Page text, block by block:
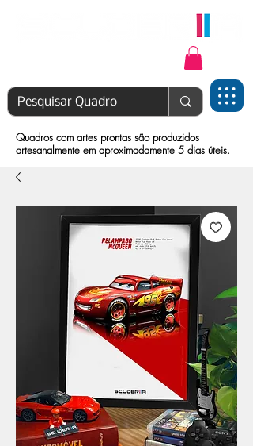
Quadros com artes prontas são produzidos
artesanalmente em aproximadamente 5 dias úteis.